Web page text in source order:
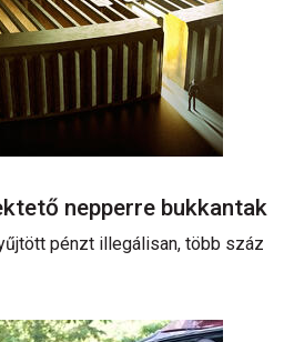
nepperre bukkantak
pénzt illegálisan, több száz